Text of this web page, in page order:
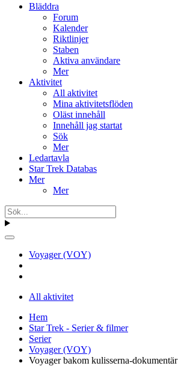
Bläddra
Forum
Kalender
Riktlinjer
Staben
Aktiva användare
Mer
Aktivitet
All aktivitet
Mina aktivitetsflöden
Oläst innehåll
Innehåll jag startat
Sök
Mer
Ledartavla
Star Trek Databas
Mer
Mer
Voyager (VOY)
All aktivitet
Hem
Star Trek - Serier & filmer
Serier
Voyager (VOY)
Voyager bakom kulisserna-dokumentär